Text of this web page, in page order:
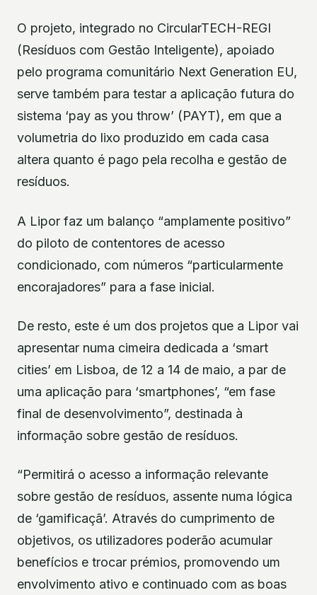
O projeto, integrado no CircularTECH-REGI
(Resíduos com Gestão Inteligente), apoiado
pelo programa comunitário Next Generation EU,
serve também para testar a aplicação futura do
sistema ‘pay as you throw’ (PAYT), em que a
volumetria do lixo produzido em cada casa
altera quanto é pago pela recolha e gestão de
resíduos.
A Lipor faz um balanço “amplamente positivo”
do piloto de contentores de acesso
condicionado, com números “particularmente
encorajadores” para a fase inicial.
De resto, este é um dos projetos que a Lipor vai
apresentar numa cimeira dedicada a ‘smart
cities’ em Lisboa, de 12 a 14 de maio, a par de
uma aplicação para ‘smartphones’, “em fase
final de desenvolvimento”, destinada à
informação sobre gestão de resíduos.
“Permitirá o acesso a informação relevante
sobre gestão de resíduos, assente numa lógica
de ‘gamificaçã’. Através do cumprimento de
objetivos, os utilizadores poderão acumular
benefícios e trocar prémios, promovendo um
envolvimento ativo e continuado com as boas